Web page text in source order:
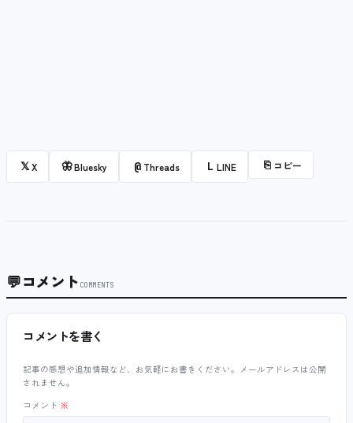
𝕏X 🦋Bluesky @ Threads L LINE ⎘ コピー
💬コメント COMMENTS
コメントを書く
記事の感想や追加情報など、お気軽にお書きください。メールアドレスは公開
されません。
コメント ※